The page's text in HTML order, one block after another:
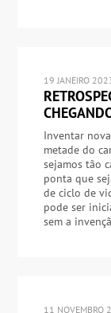
19 JANEIRO
Inventar
metade do
sejamos tão
ponta que
de ciclo de
pode ser
sem a
11 NOVEMBRO